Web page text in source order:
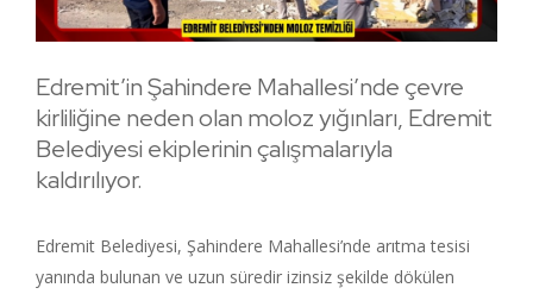
Edremit’in Şahindere Mahallesi’nde çevre
kirliliğine neden olan moloz yığınları, Edremit
Belediyesi ekiplerinin çalışmalarıyla
kaldırılıyor.
Edremit Belediyesi, Şahindere Mahallesi’nde arıtma tesisi
yanında bulunan ve uzun süredir izinsiz şekilde dökülen